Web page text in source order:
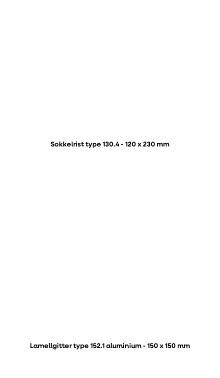
Sokkelrist type 130.4 - 120 x 230 mm
Lamellgitter type 152.1 aluminium - 150 x 150 mm